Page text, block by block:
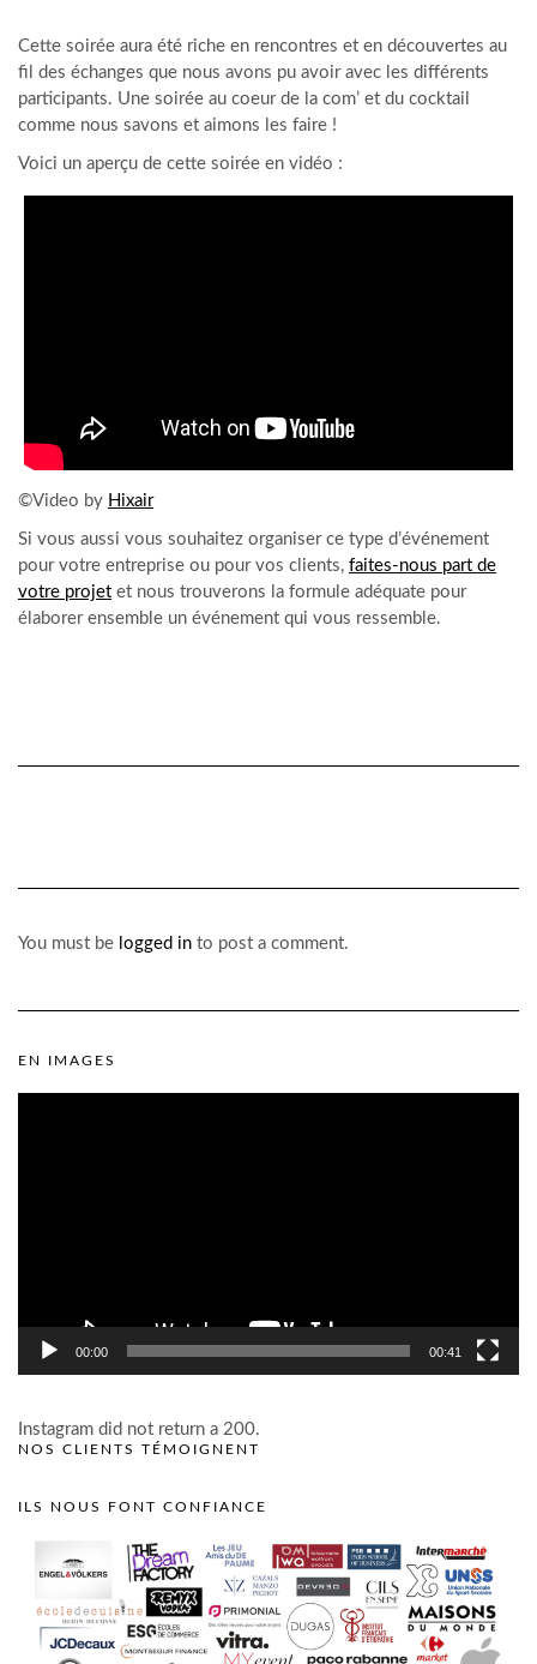
Cette soirée aura été riche en rencontres et en découvertes au
fil des échanges que nous avons pu avoir avec les différents
participants. Une soirée au coeur de la com’ et du cocktail
comme nous savons et aimons les faire !
Voici un aperçu de cette soirée en vidéo :
©Video by Hixair
Si vous aussi vous souhaitez organiser ce type d’événement
pour votre entreprise ou pour vos clients, faites-nous part de
votre projet et nous trouverons la formule adéquate pour
élaborer ensemble un événement qui vous ressemble.
You must be logged in to post a comment.
EN IMAGES
00:00 00:41
Instagram did not return a 200.
NOS CLIENTS TÉMOIGNENT
ILS NOUS FONT CONFIANCE